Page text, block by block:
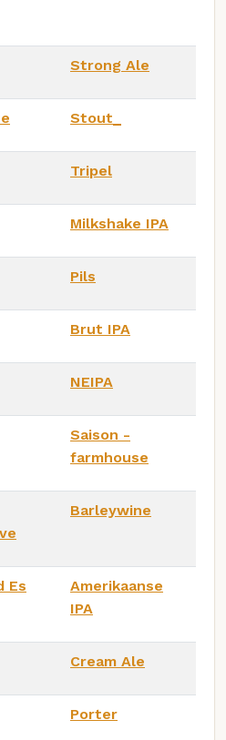
Strong Ale
Stout_
Tripel
Milkshake IPA
Pils
Brut IPA
NEIPA
Saison -
farmhouse
Barleywine
Es
Amerikaanse
IPA
Cream Ale
Porter